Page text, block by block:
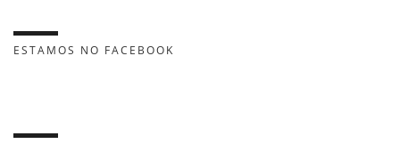
ESTAMOS NO FACEBOOK